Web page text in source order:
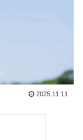
2025.11.11